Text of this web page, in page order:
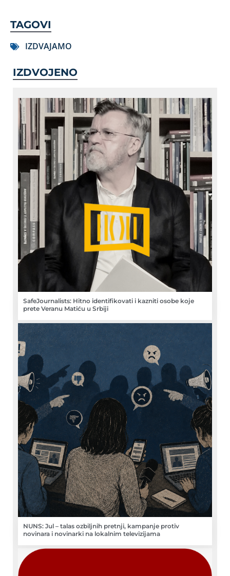
TAGOVI
IZDVAJAMO
IZDVOJENO
SafeJournalists: Hitno identifikovati i kazniti osobe koje
prete Veranu Matiću u Srbiji
NUNS: Jul – talas ozbiljnih pretnji, kampanje protiv
novinara i novinarki na lokalnim televizijama